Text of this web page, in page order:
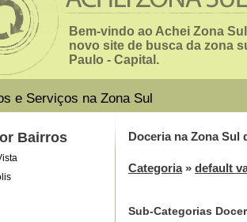
Bem-vindo ao Achei Zona
novo site de busca da zona
Paulo - Capital.
e Serviços na Zona Sul
Bairros Doceria na Zona Sul
Categoria» default
Sub-Categorias